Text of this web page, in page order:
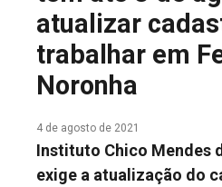
atualizar
trabalhar em
Noronha
4 de agosto de 2021
Instituto Chico Mendes
exige a atualização do